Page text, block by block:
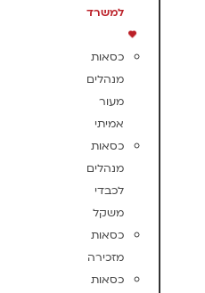
למשרד
כסאות
מנהלים
מעור
אמיתי
כסאות
מנהלים
לכבדי
משקל
כסאות
מזכירה
כסאות